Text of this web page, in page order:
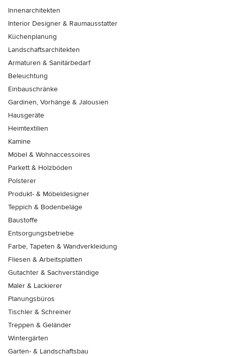
Innenarchitekten
Interior Designer & Raumausstatter
Küchenplanung
Landschaftsarchitekten
Armaturen & Sanitärbedarf
Beleuchtung
Einbauschränke
Gardinen, Vorhänge & Jalousien
Hausgeräte
Heimtextilien
Kamine
Möbel & Wohnaccessoires
Parkett & Holzböden
Polsterer
Produkt- & Möbeldesigner
Teppich & Bodenbeläge
Baustoffe
Entsorgungsbetriebe
Farbe, Tapeten & Wandverkleidung
Fliesen & Arbeitsplatten
Gutachter & Sachverständige
Maler & Lackierer
Planungsbüros
Tischler & Schreiner
Treppen & Geländer
Wintergärten
Garten- & Landschaftsbau